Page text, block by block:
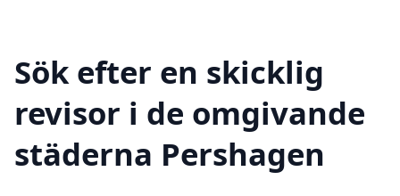
Sök efter en skicklig
revisor i de omgivande
städerna Pershagen